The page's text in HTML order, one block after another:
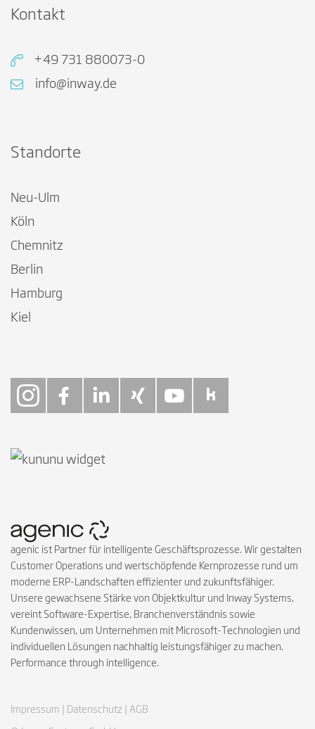
Kontakt
+49 731 880073-0
info@inway.de
Standorte
Neu-Ulm
Köln
Chemnitz
Berlin
Hamburg
Kiel
agenic ist Partner für intelligente Geschäftsprozesse. Wir gestalten
Customer Operations und wertschöpfende Kernprozesse rund um
moderne ERP-Landschaften effizienter und zukunftsfähiger.
Unsere gewachsene Stärke von Objektkultur und Inway Systems,
vereint Software-Expertise, Branchenverständnis sowie
Kundenwissen, um Unternehmen mit Microsoft-Technologien und
individuellen Lösungen nachhaltig leistungsfähiger zu machen.
Performance through intelligence.
Impressum | Datenschutz | AGB